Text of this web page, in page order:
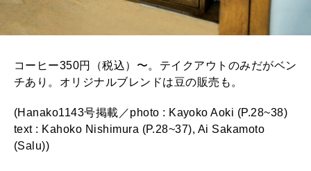
コーヒー350円（税込）〜。テイクアウトのみだがベン
チあり。オリジナルブレンドは豆の販売も。
(Hanako1143号掲載／photo : Kayoko Aoki (P.28~38)
text : Kahoko Nishimura (P.28~37), Ai Sakamoto
(Salu))